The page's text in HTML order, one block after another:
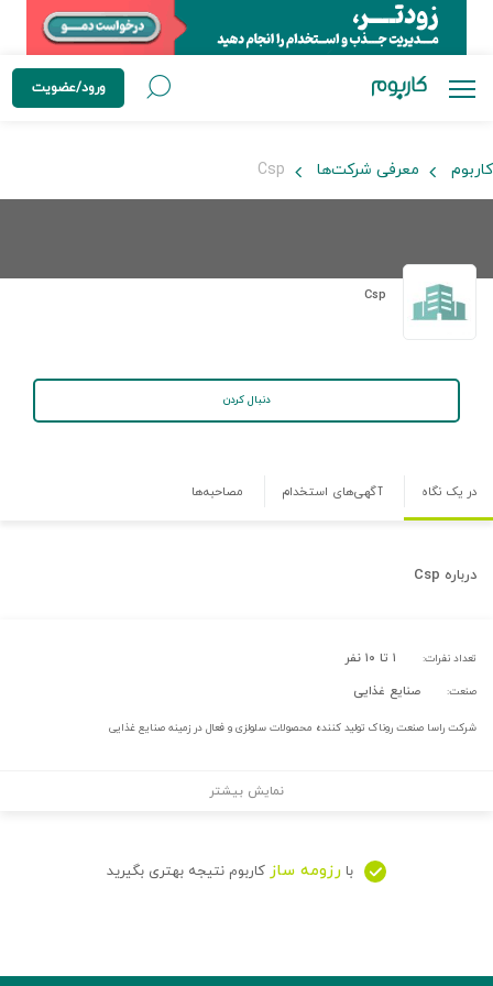
ورود/عضویت
کاربوم معرفی شرکت‌ها
Csp
دنبال کردن
در یک نگاه آگهی‌های استخدام مصاحبه‌ها
درباره Csp
تعداد نفرات: ۱ تا ۱۰ نفر
صنعت: صنایع غذایی
شرکت راسا صنعت روناک تولید کننده محصولات سلولزی و فعال در زمینه صنایع غذایی
نمایش بیشتر
با رزومه ساز کاربوم نتیجه بهتری بگیرید